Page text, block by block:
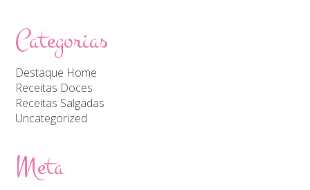
Categorias
Destaque Home
Receitas Doces
Receitas Salgadas
Uncategorized
Meta